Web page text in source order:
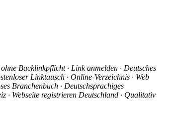
Backlinkpflicht · Link anmelden · Deutsches
Linktausch · Online-Verzeichnis · Web
Branchenbuch · Deutschsprachiges
· Webseite registrieren Deutschland · Qualitativ